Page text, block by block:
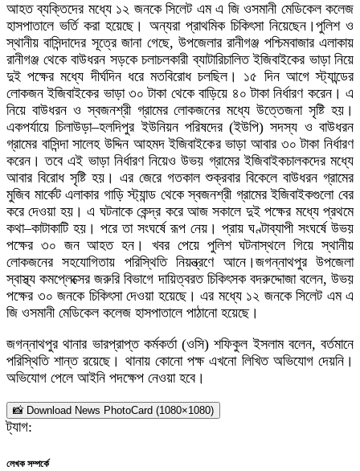
আহত ব্যক্তিদের মধ্যে ১২ জনকে সিলেট এম এ জি ওসমানী মেডিকেল কলেজ
হাসপাতালে ভর্তি করা হয়েছে। অন্যরা প্রাথমিক চিকিৎসা নিয়েছেন।পুলিশ ও
স্থানীয় বাসিন্দাদের সূত্রে জানা গেছে, উপজেলার রানীগঞ্জ পশ্চিমবাজার এলাকায়
রানীগঞ্জ থেকে বাউধরন সড়কে চলাচলকারী ব্যাটারিচালিত ইজিবাইকের ভাড়া নিয়ে
দুই পক্ষের মধ্যে দীর্ঘদিন ধরে মতবিরোধ চলছিল। ১৫ দিন আগে স্ট্যান্ডের
লোকজন ইজিবাইকের ভাড়া ৩০ টাকা থেকে বাড়িয়ে ৪০ টাকা নির্ধারণ করেন। এ
নিয়ে বাউধরন ও স্বজনশ্রী গ্রামের লোকজনের মধ্যে উত্তেজনা সৃষ্টি হয়।
একপর্যায়ে চিলাউড়া–হলদিপুর ইউনিয়ন পরিষদের (ইউপি) সদস্য ও বাউধরন
গ্রামের বাসিন্দা সালেহ উদ্দিন আহমদ ইজিবাইকের ভাড়া আবার ৩০ টাকা নির্ধারণ
করেন। তবে এই ভাড়া নির্ধারণ নিয়েও উভয় গ্রামের ইজিবাইকচালকদের মধ্যে
আবার বিরোধ সৃষ্টি হয়। এর জেরে গতকাল শুক্রবার বিকেলে বাউধরন গ্রামের
মুজিব মার্কেট এলাকার গাড়ি স্ট্যান্ড থেকে স্বজনশ্রী গ্রামের ইজিবাইকগুলো বের
করে দেওয়া হয়। এ ঘটনাকে কেন্দ্র করে আজ সকালে দুই পক্ষের মধ্যে প্রথমে
কথা–কাটাকাটি হয়। পরে তা সংঘর্ষে রূপ নেয়। প্রায় ঘণ্টাব্যাপী সংঘর্ষে উভয়
পক্ষের ৩০ জন আহত হন। খবর পেয়ে পুলিশ ঘটনাস্থলে গিয়ে স্থানীয়
লোকজনের সহযোগিতায় পরিস্থিতি নিয়ন্ত্রণে আনে।জগন্নাথপুর উপজেলা
স্বাস্থ্য কমপ্লেক্সের জরুরি বিভাগে দায়িত্বরত চিকিৎসক বদরুদ্দোজা বলেন, উভয়
পক্ষের ৩০ জনকে চিকিৎসা দেওয়া হয়েছে। এর মধ্যে ১২ জনকে সিলেট এম এ
জি ওসমানী মেডিকেল কলেজ হাসপাতালে পাঠানো হয়েছে।
জগন্নাথপুর থানার ভারপ্রাপ্ত কর্মকর্তা (ওসি) শফিকুল ইসলাম বলেন, বর্তমানে
পরিস্থিতি শান্ত রয়েছে। থানায় কোনো পক্ষ এখনো লিখিত অভিযোগ দেয়নি।
অভিযোগ পেলে আইনি পদক্ষেপ নেওয়া হবে।
📸 Download News PhotoCard (1080×1080)
ট্যাগ:
লেখক সম্পর্কে